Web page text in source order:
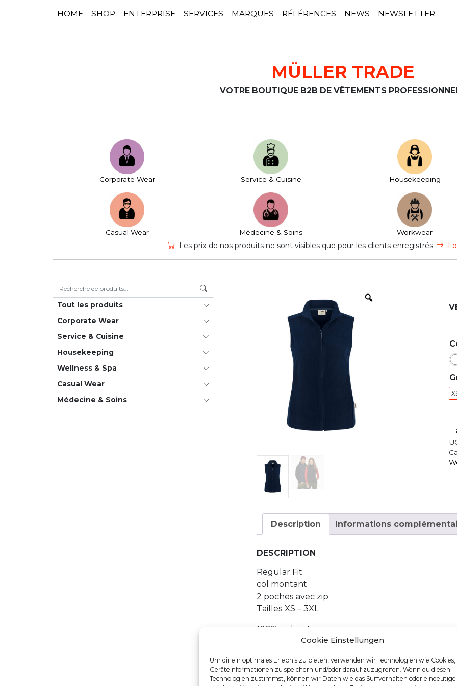
Cookie Einstellungen
Um dir ein optimales Erlebnis zu bieten, verwenden wir Technologien wie
Geräteinformationen zu speichern und/oder darauf zuzugreifen. Wenn du diesen
Technologien zustimmst, können wir Daten wie das Surfverhalten oder eindeutige
NAVIGATION PRINCIPALE
HOME SHOP ENTERPRISE SERVICES MARQUES RÉFÉRENCES NEWS NEWSLETTER
MÜLLER TRADE
VOTRE BOUTIQUE B2B DE VÊTEMENTS
Corporate Wear Service & Cuisine House­keeping
Casual Wear Médecine & Soins Workwear
Les prix de nos produits ne sont visibles que pour les clients enregistrés.
Tout les produits
Corporate Wear
Service & Cuisine
House­keeping
Wellness & Spa
Casual Wear
Médecine & Soins
Description Informations
DESCRIPTION
Regular Fit
col montant
2 poches avec zip
Tailles XS – 3XL
100% polyester
f 9 1 y_W